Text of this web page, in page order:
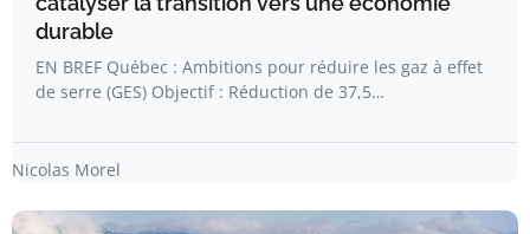
durable
EN BREF Québec : Ambitions pour réduire les gaz à effet
de serre (GES) Objectif : Réduction de 37,5…
Nicolas Morel